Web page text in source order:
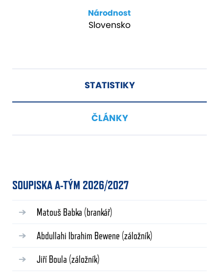
Národnost
Slovensko
STATISTIKY
ČLÁNKY
SOUPISKA A-TÝM 2026/2027
Matouš Babka (brankář)
Abdullahi Ibrahim Bewene (záložník)
Jiří Boula (záložník)